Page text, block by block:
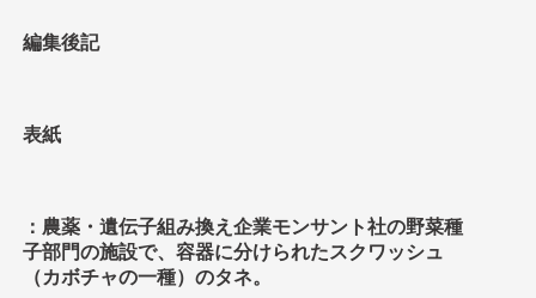
編集後記
表紙
：農薬・遺伝子組み換え企業モンサント社の野菜種
子部門の施設で、容器に分けられたスクワッシュ
（カボチャの一種）のタネ。